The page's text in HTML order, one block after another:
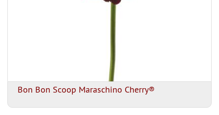
Bon Bon Scoop Maraschino Cherry®